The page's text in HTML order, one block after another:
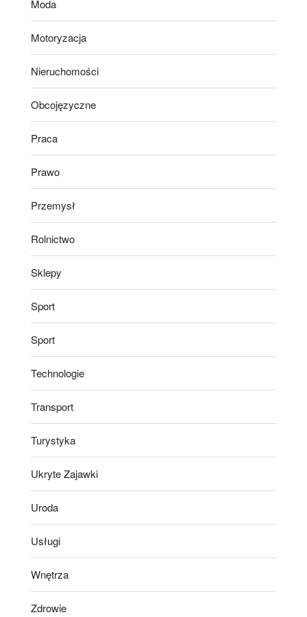
Moda
Motoryzacja
Nieruchomości
Obcojęzyczne
Praca
Prawo
Przemysł
Rolnictwo
Sklepy
Sport
Sport
Technologie
Transport
Turystyka
Ukryte Zajawki
Uroda
Usługi
Wnętrza
Zdrowie